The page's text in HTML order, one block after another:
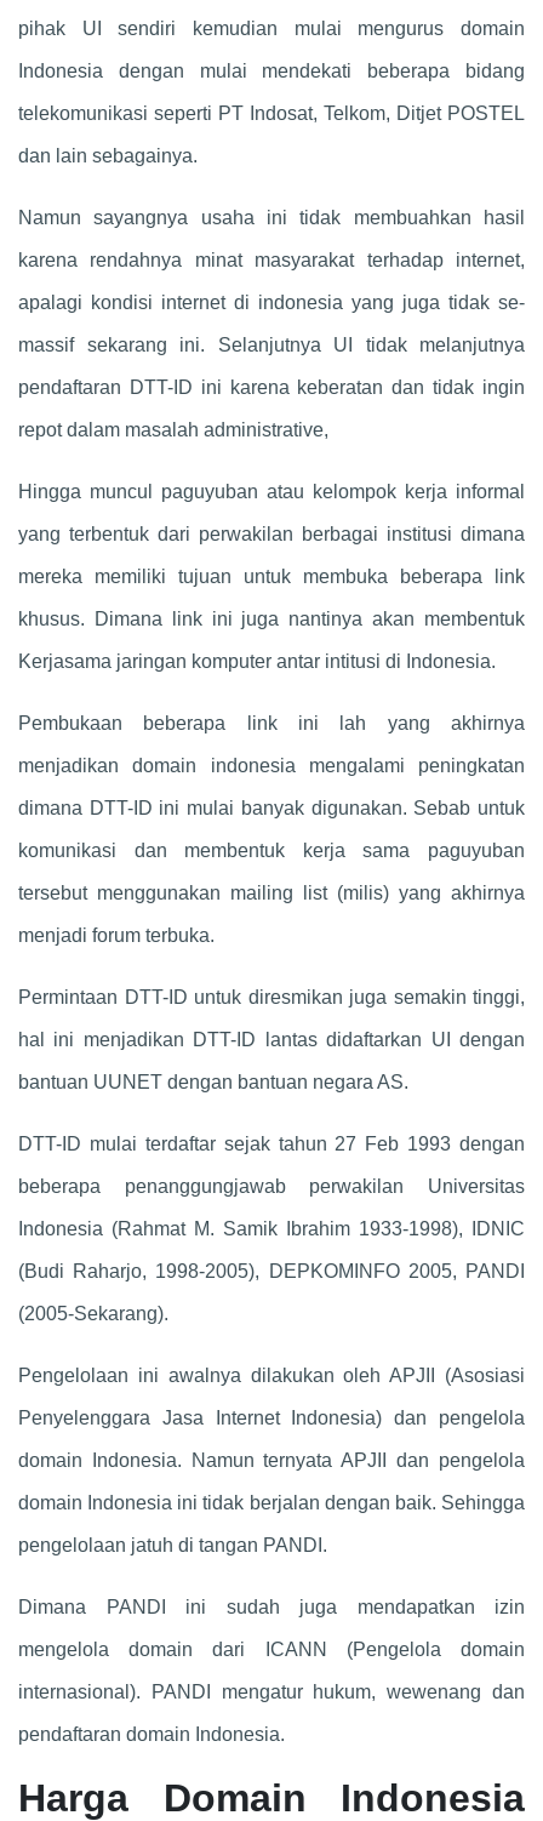
pihak UI sendiri kemudian mulai mengurus domain
Indonesia dengan mulai mendekati beberapa bidang
telekomunikasi seperti PT Indosat, Telkom, Ditjet POSTEL
dan lain sebagainya.
Namun sayangnya usaha ini tidak membuahkan hasil
karena rendahnya minat masyarakat terhadap internet,
apalagi kondisi internet di indonesia yang juga tidak se-
massif sekarang ini. Selanjutnya UI tidak melanjutnya
pendaftaran DTT-ID ini karena keberatan dan tidak ingin
repot dalam masalah administrative,
Hingga muncul paguyuban atau kelompok kerja informal
yang terbentuk dari perwakilan berbagai institusi dimana
mereka memiliki tujuan untuk membuka beberapa link
khusus. Dimana link ini juga nantinya akan membentuk
Kerjasama jaringan komputer antar intitusi di Indonesia.
Pembukaan beberapa link ini lah yang akhirnya
menjadikan domain indonesia mengalami peningkatan
dimana DTT-ID ini mulai banyak digunakan. Sebab untuk
komunikasi dan membentuk kerja sama paguyuban
tersebut menggunakan mailing list (milis) yang akhirnya
menjadi forum terbuka.
Permintaan DTT-ID untuk diresmikan juga semakin tinggi,
hal ini menjadikan DTT-ID lantas didaftarkan UI dengan
bantuan UUNET dengan bantuan negara AS.
DTT-ID mulai terdaftar sejak tahun 27 Feb 1993 dengan
beberapa penanggungjawab perwakilan Universitas
Indonesia (Rahmat M. Samik Ibrahim 1933-1998), IDNIC
(Budi Raharjo, 1998-2005), DEPKOMINFO 2005, PANDI
(2005-Sekarang).
Pengelolaan ini awalnya dilakukan oleh APJII (Asosiasi
Penyelenggara Jasa Internet Indonesia) dan pengelola
domain Indonesia. Namun ternyata APJII dan pengelola
domain Indonesia ini tidak berjalan dengan baik. Sehingga
pengelolaan jatuh di tangan PANDI.
Dimana PANDI ini sudah juga mendapatkan izin
mengelola domain dari ICANN (Pengelola domain
internasional). PANDI mengatur hukum, wewenang dan
pendaftaran domain Indonesia.
Harga Domain Indonesia